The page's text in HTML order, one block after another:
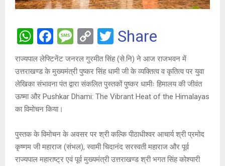
W
h
at
s
A
p
p
F
a
ce
b
o
o
k
M
es
s
a
g
C
o
py
Li
n
T
wi
tt
er
Share
राज्यपाल लेफ्टिनेंट जनरल गुरमीत सिंह (से.नि) ने आज राजभवन में
उत्तराखण्ड के मुख्यमंत्री पुष्कर सिंह धामी जी के व्यक्तित्व व कृतित्व पर युवा
लेखिका संभावना पंत द्वारा संकलित पुस्तकों पुष्कर धामीः हिमालय की जीवंत
ऊष्मा और Pushkar Dhami: The Vibrant Heat of the Himalayas
का विमोचन किया।
पुस्तक के विमोचन के अवसर पर श्री कल्कि पीठाधीश्वर आचार्य श्री प्रमोद
कृष्णम जी महाराज (संभल), स्वामी चिदानंद सरस्वती महाराज और पूर्व
राज्यपाल महाराष्ट्र एवं पूर्व मुख्यमंत्री उत्तराखण्ड श्री भगत सिंह कोश्यारी